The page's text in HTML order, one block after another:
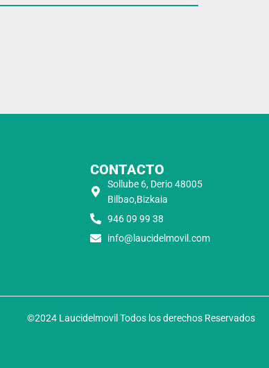
CONTACTO
Sollube 6, Derio 48005
Bilbao,Bizkaia
946 09 99 38
info@laucidelmovil.com
©2024 Laucidelmovil Todos los derechos Reservados